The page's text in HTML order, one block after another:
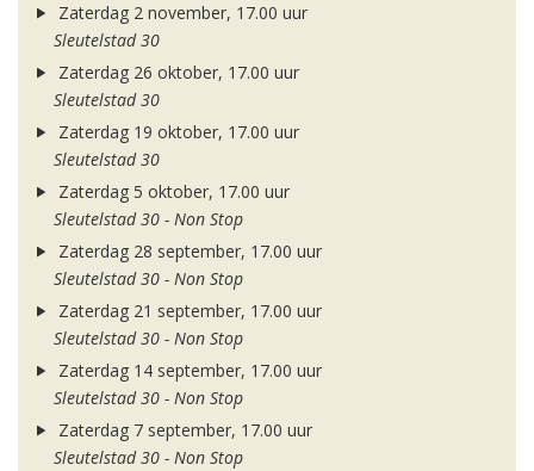
Zaterdag 2 november, 17.00 uur
Sleutelstad 30
Zaterdag 26 oktober, 17.00 uur
Sleutelstad 30
Zaterdag 19 oktober, 17.00 uur
Sleutelstad 30
Zaterdag 5 oktober, 17.00 uur
Sleutelstad 30 - Non Stop
Zaterdag 28 september, 17.00 uur
Sleutelstad 30 - Non Stop
Zaterdag 21 september, 17.00 uur
Sleutelstad 30 - Non Stop
Zaterdag 14 september, 17.00 uur
Sleutelstad 30 - Non Stop
Zaterdag 7 september, 17.00 uur
Sleutelstad 30 - Non Stop